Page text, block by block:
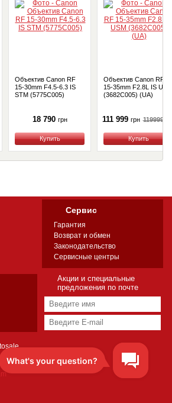
Объектив Canon RF
15-30mm F4.5-6.3 IS
STM (5775C005)
18 790 грн
Купить
Объектив Canon RF
15-35mm F2.8L IS USM
(3682C005) (UA)
111 999 грн 119999
Купить
Сервис
Гарантия
Возврат и обмен
Законодательство
Сервисные центры
Акции и специальные
предложения по почте